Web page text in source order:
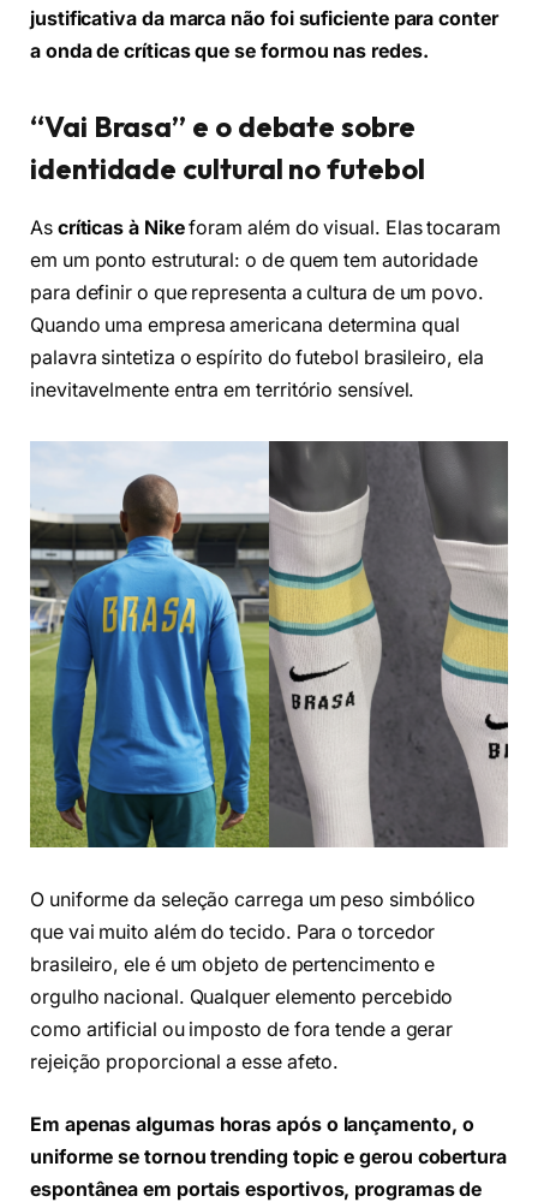
justificativa da marca não foi suficiente para conter
a onda de críticas que se formou nas redes.
“Vai Brasa” e o debate sobre
identidade cultural no futebol
As críticas à Nikeforam além do visual. Elas tocaram
em um ponto estrutural: o de quem tem autoridade
para definir o que representa a cultura de um povo.
Quando uma empresa americana determina qual
palavra sintetiza o espírito do futebol brasileiro, ela
inevitavelmente entra em território sensível.
O uniforme da seleção carrega um peso simbólico
que vai muito além do tecido. Para o torcedor
brasileiro, ele é um objeto de pertencimento e
orgulho nacional. Qualquer elemento percebido
como artificial ou imposto de fora tende a gerar
rejeição proporcional a esse afeto.
Em apenas algumas horas após o lançamento, o
uniforme se tornou trending topic e gerou cobertura
espontânea em portais esportivos, programas de